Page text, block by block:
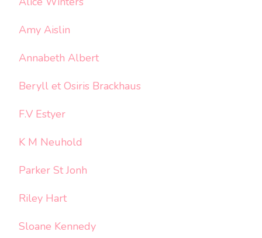
Amy Aislin
Annabeth Albert
Beryll et Osiris Brackhaus
F.V Estyer
K M Neuhold
Parker St Jonh
Riley Hart
Sloane Kennedy